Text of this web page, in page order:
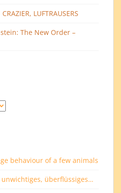
CRAZIER, LUFTRAUSERS
The New Order –
behaviour of a few animals
unwichtiges, überflüssiges…